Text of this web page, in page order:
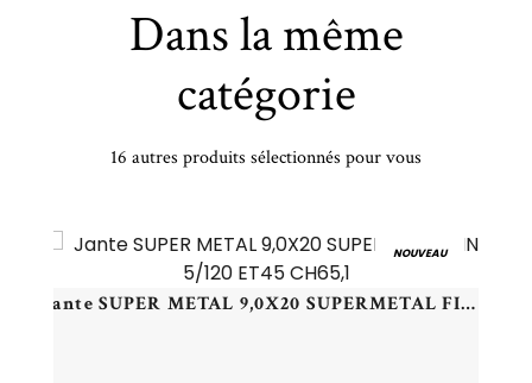
Dans la même
catégorie
16 autres produits sélectionnés pour vous
NOUVEAU
Jante SUPER METAL 9,0X20 SUPERMETAL FIN 5/120 ET45 CH65,1